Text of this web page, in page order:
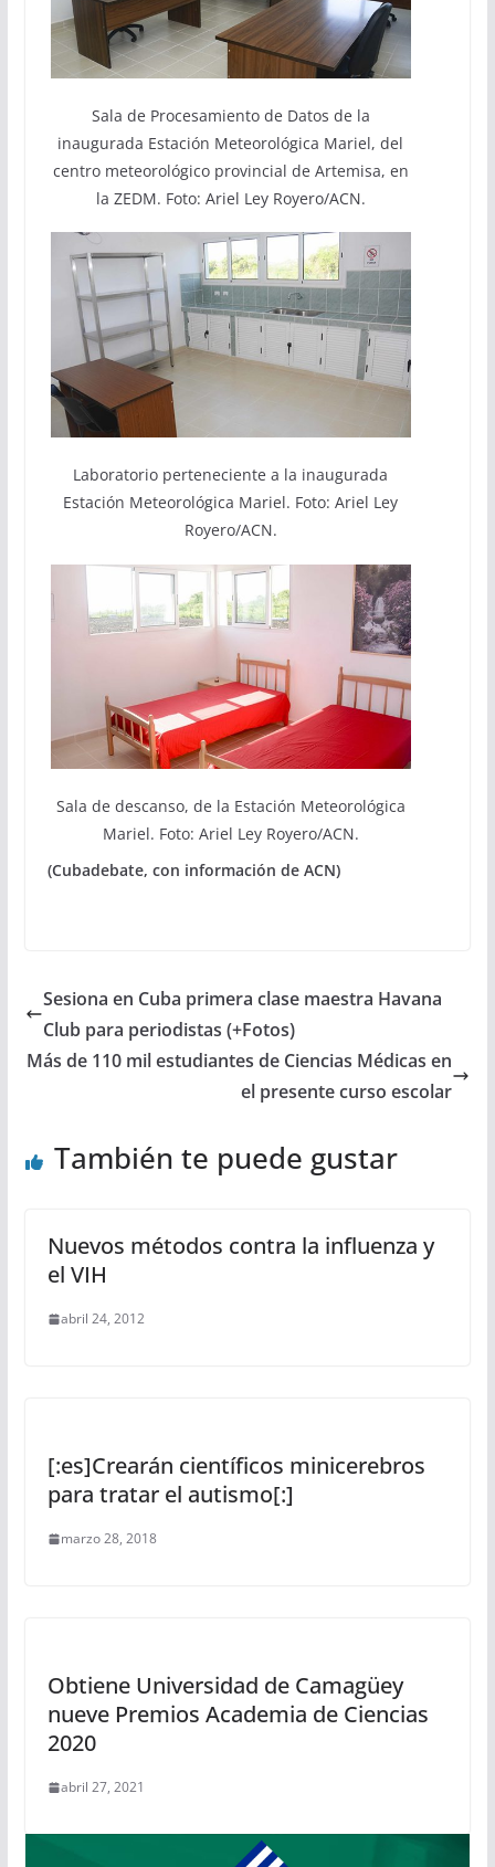
Sala de Procesamiento de Datos de la
inaugurada Estación Meteorológica Mariel, del
centro meteorológico provincial de Artemisa, en
la ZEDM. Foto: Ariel Ley Royero/ACN.
Laboratorio perteneciente a la inaugurada
Estación Meteorológica Mariel. Foto: Ariel Ley
Royero/ACN.
Sala de descanso, de la Estación Meteorológica
Mariel. Foto: Ariel Ley Royero/ACN.
(Cubadebate, con información de ACN)
Sesiona en Cuba primera clase maestra Havana
Club para periodistas (+Fotos)
Más de 110 mil estudiantes de Ciencias Médicas en
el presente curso escolar
También te puede gustar
Nuevos métodos contra la influenza y
el VIH
abril 24, 2012
[:es]Crearán científicos minicerebros
para tratar el autismo[:]
marzo 28, 2018
Obtiene Universidad de Camagüey
nueve Premios Academia de Ciencias
2020
abril 27, 2021